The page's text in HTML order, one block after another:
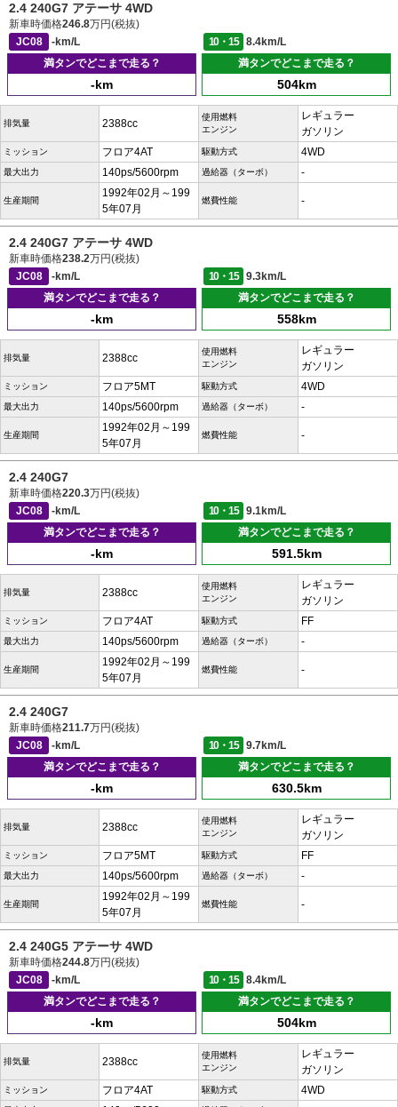
2.4 240G7 アテーサ 4WD
新車時価格246.8万円(税抜)
JC08
-km/L 10・15
8.4km/L
満タンでどこまで走る？
-km
満タンでどこまで走る？
504km
排気量 2388cc
使用燃料
エンジン
レギュラー
ガソリン
ミッション フロア4AT 駆動方式 4WD
最大出力 140ps/5600rpm 過給器（ターボ） -
生産期間
1992年02月～199
5年07月
燃費性能 -
2.4 240G7 アテーサ 4WD
新車時価格238.2万円(税抜)
JC08
-km/L 10・15
9.3km/L
満タンでどこまで走る？
-km
満タンでどこまで走る？
558km
排気量 2388cc
使用燃料
エンジン
レギュラー
ガソリン
ミッション フロア5MT 駆動方式 4WD
最大出力 140ps/5600rpm 過給器（ターボ） -
生産期間
1992年02月～199
5年07月
燃費性能 -
2.4 240G7
新車時価格220.3万円(税抜)
JC08
-km/L 10・15
9.1km/L
満タンでどこまで走る？
-km
満タンでどこまで走る？
591.5km
排気量 2388cc
使用燃料
エンジン
レギュラー
ガソリン
ミッション フロア4AT 駆動方式 FF
最大出力 140ps/5600rpm 過給器（ターボ） -
生産期間
1992年02月～199
5年07月
燃費性能 -
2.4 240G7
新車時価格211.7万円(税抜)
JC08
-km/L 10・15
9.7km/L
満タンでどこまで走る？
-km
満タンでどこまで走る？
630.5km
排気量 2388cc
使用燃料
エンジン
レギュラー
ガソリン
ミッション フロア5MT 駆動方式 FF
最大出力 140ps/5600rpm 過給器（ターボ） -
生産期間
1992年02月～199
5年07月
燃費性能 -
2.4 240G5 アテーサ 4WD
新車時価格244.8万円(税抜)
JC08
-km/L 10・15
8.4km/L
満タンでどこまで走る？
-km
満タンでどこまで走る？
504km
排気量 2388cc
使用燃料
エンジン
レギュラー
ガソリン
ミッション フロア4AT 駆動方式 4WD